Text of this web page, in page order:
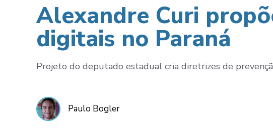
Alexandre Curi
digitais no Paraná
Projeto do deputado estadual cria diretrizes de
Paulo Bogler